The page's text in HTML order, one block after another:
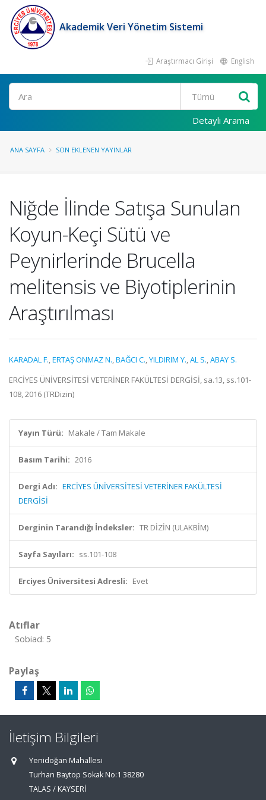
Akademik Veri Yönetim Sistemi
Araştırmacı Girişi English
Ara
Detaylı Arama
ANA SAYFA SON EKLENEN YAYINLAR
Niğde İlinde Satışa Sunulan
Koyun-Keçi Sütü ve
Peynirlerinde Brucella
melitensis ve Biyotiplerinin
Araştırılması
KARADAL F.,ERTAŞ ONMAZ N.,BAĞCI C.,YILDIRIM Y.,AL S.,ABAY S.
ERCİYES ÜNİVERSİTESİ VETERİNER FAKÜLTESİ DERGİSİ, sa.13, ss.101-
108, 2016 (TRDizin)
Yayın Türü: Makale / Tam Makale
Basım Tarihi: 2016
Dergi Adı: ERCİYES ÜNİVERSİTESİ VETERİNER FAKÜLTESİ
DERGİSİ
Derginin Tarandığı İndeksler: TR DİZİN (ULAKBİM)
Sayfa Sayıları: ss.101-108
Erciyes Üniversitesi Adresli: Evet
Atıflar
Sobiad: 5
Paylaş
İletişim Bilgileri
Yenidoğan Mahallesi
Turhan Baytop Sokak No:1 38280
TALAS / KAYSERİ